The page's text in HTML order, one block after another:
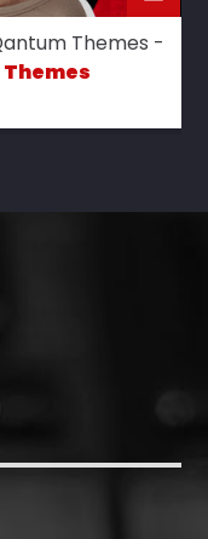
Themes -